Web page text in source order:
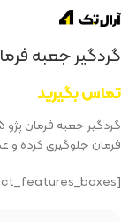
گردگیر جعبه فرمان پژو ۴۰۵
تماس بگیرید
فرمان جلوگیری کرده و
[product_features_boxes]